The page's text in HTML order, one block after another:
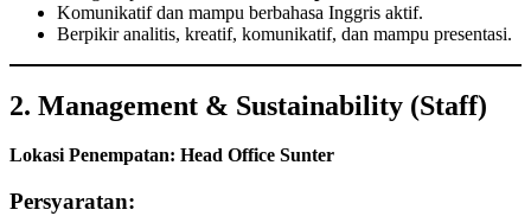
Komunikatif dan mampu berbahasa Inggris aktif.
Berpikir analitis, kreatif, komunikatif, dan mampu presentasi.
2. Management & Sustainability (Staff)
Lokasi Penempatan: Head Office Sunter
Persyaratan: